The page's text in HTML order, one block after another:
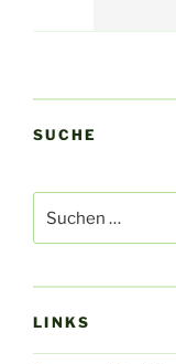
SUCHE
Suchen
nach:
LINKS